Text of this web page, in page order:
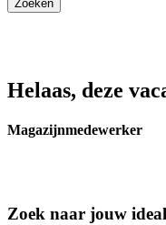
Helaas, deze
Magazijnmedewerker
Zoek naar jouw